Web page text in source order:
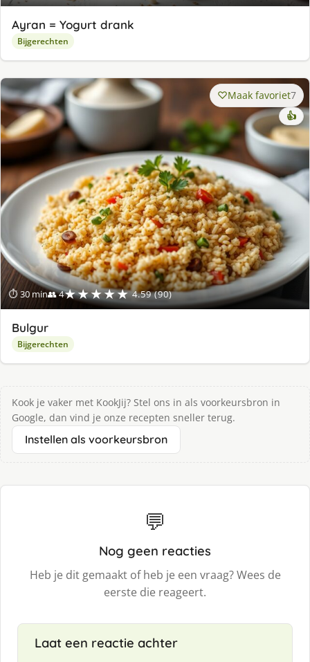
Ayran = Yogurt drank
Bijgerechten
⏱ 30 min👥 4★★★★★ 4.59 (90)
Maak favoriet7
👍
Bulgur
Bijgerechten
Kook je vaker met KookJij? Stel ons in als voorkeursbron in
Google, dan vind je onze recepten sneller terug.
Instellen als voorkeursbron
💬
Nog geen reacties
Heb je dit gemaakt of heb je een vraag? Wees de
eerste die reageert.
Laat een reactie achter